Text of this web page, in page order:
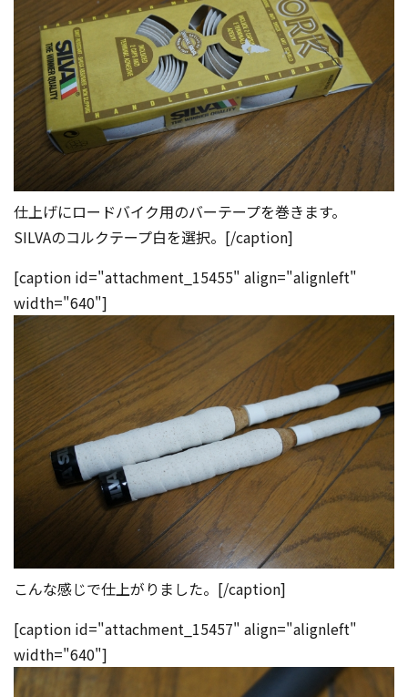
仕上げにロードバイク用のバーテープを巻きます。
SILVAのコルクテープ白を選択。[/caption]
[caption id="attachment_15455" align="alignleft"
width="640"]
こんな感じで仕上がりました。[/caption]
[caption id="attachment_15457" align="alignleft"
width="640"]